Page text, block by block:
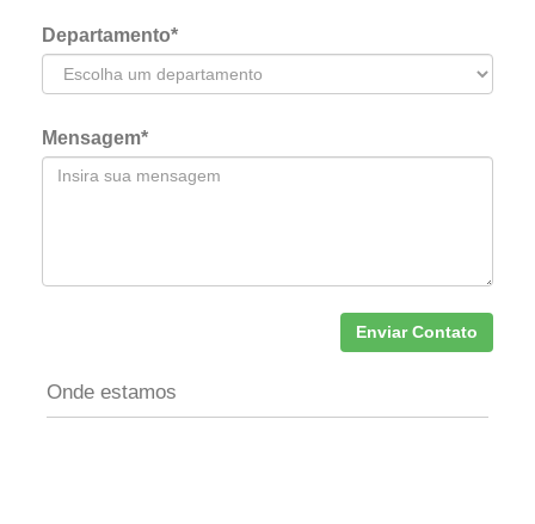
Departamento*
Mensagem*
Enviar Contato
Onde estamos